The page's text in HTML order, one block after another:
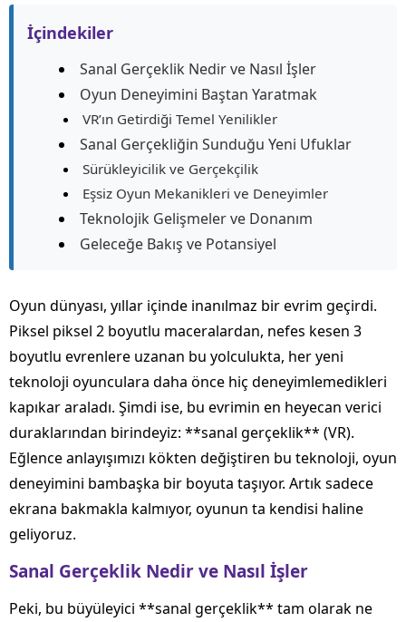
İçindekiler
Sanal Gerçeklik Nedir ve Nasıl İşler
Oyun Deneyimini Baştan Yaratmak
VR’ın Getirdiği Temel Yenilikler
Sanal Gerçekliğin Sunduğu Yeni Ufuklar
Sürükleyicilik ve Gerçekçilik
Eşsiz Oyun Mekanikleri ve Deneyimler
Teknolojik Gelişmeler ve Donanım
Geleceğe Bakış ve Potansiyel
Oyun dünyası, yıllar içinde inanılmaz bir evrim geçirdi.
Piksel piksel 2 boyutlu maceralardan, nefes kesen 3
boyutlu evrenlere uzanan bu yolculukta, her yeni
teknoloji oyunculara daha önce hiç deneyimlemedikleri
kapıkar araladı. Şimdi ise, bu evrimin en heyecan verici
duraklarından birindeyiz: **sanal gerçeklik** (VR).
Eğlence anlayışımızı kökten değiştiren bu teknoloji, oyun
deneyimini bambaşka bir boyuta taşıyor. Artık sadece
ekrana bakmakla kalmıyor, oyunun ta kendisi haline
geliyoruz.
Sanal Gerçeklik Nedir ve Nasıl İşler
Peki, bu büyüleyici **sanal gerçeklik** tam olarak ne